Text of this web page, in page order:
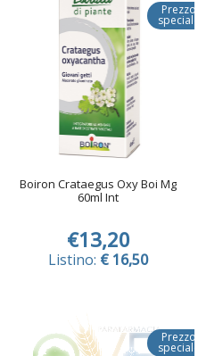
Prezzo
Boiron Crataegus Oxy Boi Mg
60ml Int
€13,20
Listino: € 16,50
Prezzo